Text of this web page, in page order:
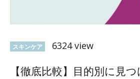
スキンケア 6324 view
【徹底比較】目的別に見